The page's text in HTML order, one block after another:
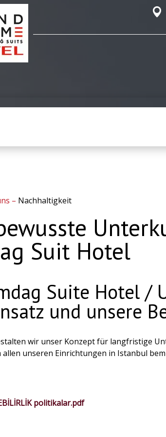
– Nachhaltigkeit
Suit Hotel
Suite Hotel /
und unsere
wir unser Konzept für langfristige
unseren Einrichtungen in Istanbul
Gästen eine nachhaltige Unterkunft
politikalar.pdf